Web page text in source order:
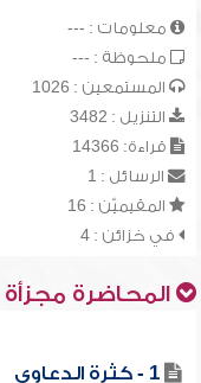
معلومات : ---
ملحوظة : ---
المستمعين : 1026
التنزيل : 3482
قراءة: 14366
الرسائل : 1
المقيميّن : 16
في خزائن : 4
المحاضرة مجزأة
1 - كثرة الدعاوي